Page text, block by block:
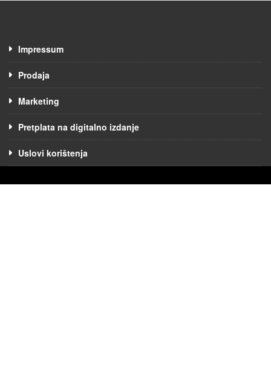
Impressum
Prodaja
Marketing
Pretplata na digitalno izdanje
Uslovi korištenja